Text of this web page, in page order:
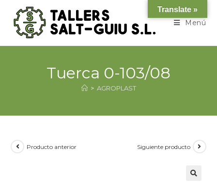
Menú
Tuerca 0-103/08
> AGROPLAST
Producto anterior Siguiente producto
Translate »